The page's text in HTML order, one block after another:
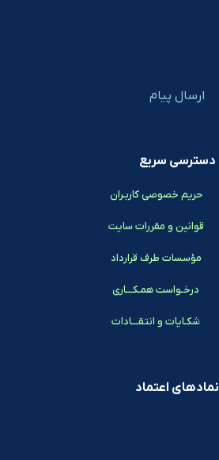
ارسال پیام
دسترسی سریع
حریم خصوصی کاربـران
قوانین و مقررات سایت
مؤسسات طرف قرارداد
درخـواست همـکـــاری
شکـایات و انتقـــادات
نمادهای اعتماد